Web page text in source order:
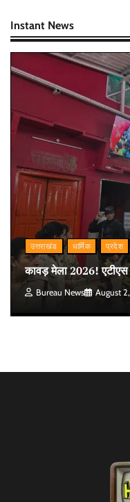
Instant News
उत्तराखंड धार्मिक प्रदेश
कावड़ मेला 2026! एटीएस
Bureau News August